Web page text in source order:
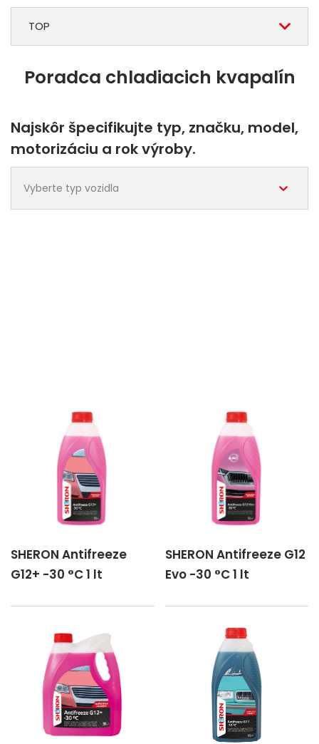
TOP
Poradca chladiacich kvapalín
Najskôr špecifikujte typ, značku, model,
motorizáciu a rok výroby.
Vyberte typ vozidla
SHERON Antifreeze
G12+ -30 °C 1 lt
SHERON Antifreeze G12
Evo -30 °C 1 lt